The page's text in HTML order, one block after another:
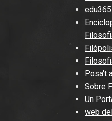
edu365
Posa't
Sobre
Un
web